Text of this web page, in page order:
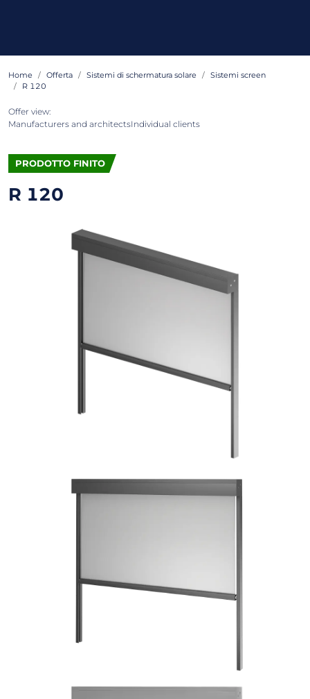
Home Offerta Sistemi di schermatura solare
Sistemi screen
R 120
Offer view:
Manufacturers and architectsIndividual clients
PRODOTTO FINITO
R 120